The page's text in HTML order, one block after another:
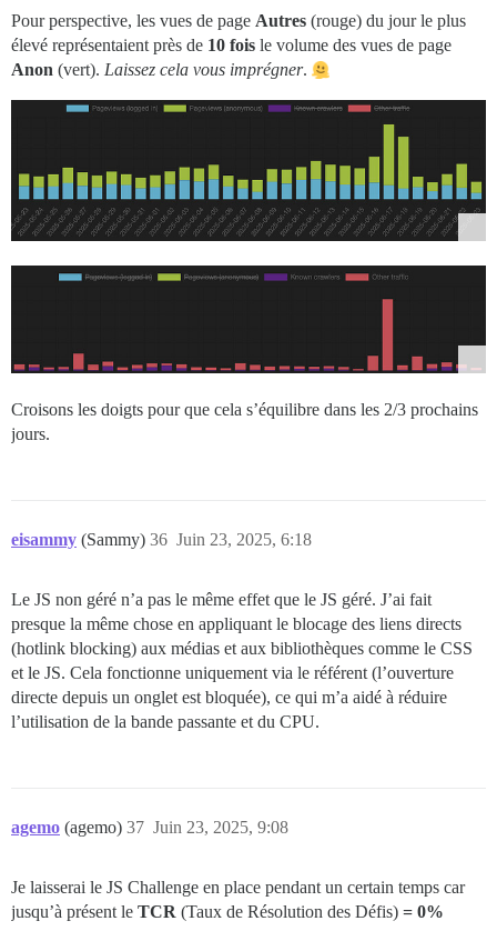
Pour perspective, les vues de page Autres (rouge) du jour le plus
élevé représentaient près de 10 fois le volume des vues de page
Anon (vert). Laissez cela vous imprégner.
Croisons les doigts pour que cela s’équilibre dans les 2/3 prochains
jours.
eisammy (Sammy) Juin 23, 2025, 6:18
36
Le JS non géré n’a pas le même effet que le JS géré. J’ai fait
presque la même chose en appliquant le blocage des liens directs
(hotlink blocking) aux médias et aux bibliothèques comme le CSS
et le JS. Cela fonctionne uniquement via le référent (l’ouverture
directe depuis un onglet est bloquée), ce qui m’a aidé à réduire
l’utilisation de la bande passante et du CPU.
agemo (agemo) Juin 23, 2025, 9:08
37
Je laisserai le JS Challenge en place pendant un certain temps car
jusqu’à présent le TCR (Taux de Résolution des Défis) = 0%